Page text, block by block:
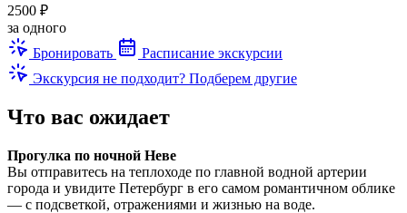
2500 ₽
за одного
Бронировать
Расписание экскурсии
Экскурсия не подходит? Подберем другие
Что вас ожидает
Прогулка по ночной Неве
Вы отправитесь на теплоходе по главной водной артерии
города и увидите Петербург в его самом романтичном облике
— с подсветкой, отражениями и жизнью на воде.